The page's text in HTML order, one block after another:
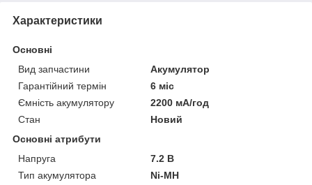
Характеристики
Основні
Вид запчастини
Акумулятор
Гарантійний термін
6 міс
Ємність акумулятору
2200 мА/год
Стан
Новий
Основні атрибути
Напруга
7.2 В
Тип акумулятора
Ni-MH